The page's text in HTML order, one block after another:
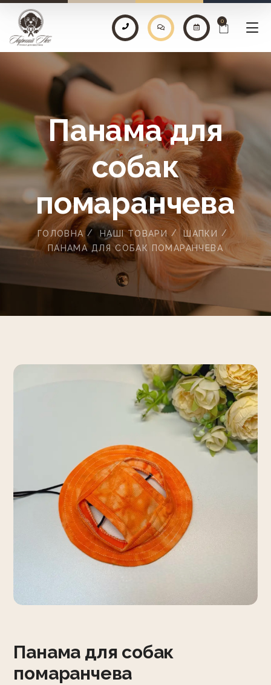
0
ГОЛОВНА НАШІ ТОВАРИ
ШАПКИ
ПАНАМА ДЛЯ СОБАК ПОМАРАНЧЕВА
Панама для
собак
помаранчева
Панама для собак
помаранчева